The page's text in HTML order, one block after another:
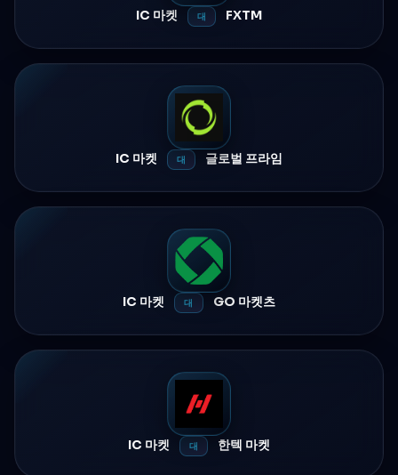
IC 마켓 대 FXTM
IC 마켓 대 글로벌 프라임
IC 마켓 대 GO 마켓츠
IC 마켓 대 한텍 마켓